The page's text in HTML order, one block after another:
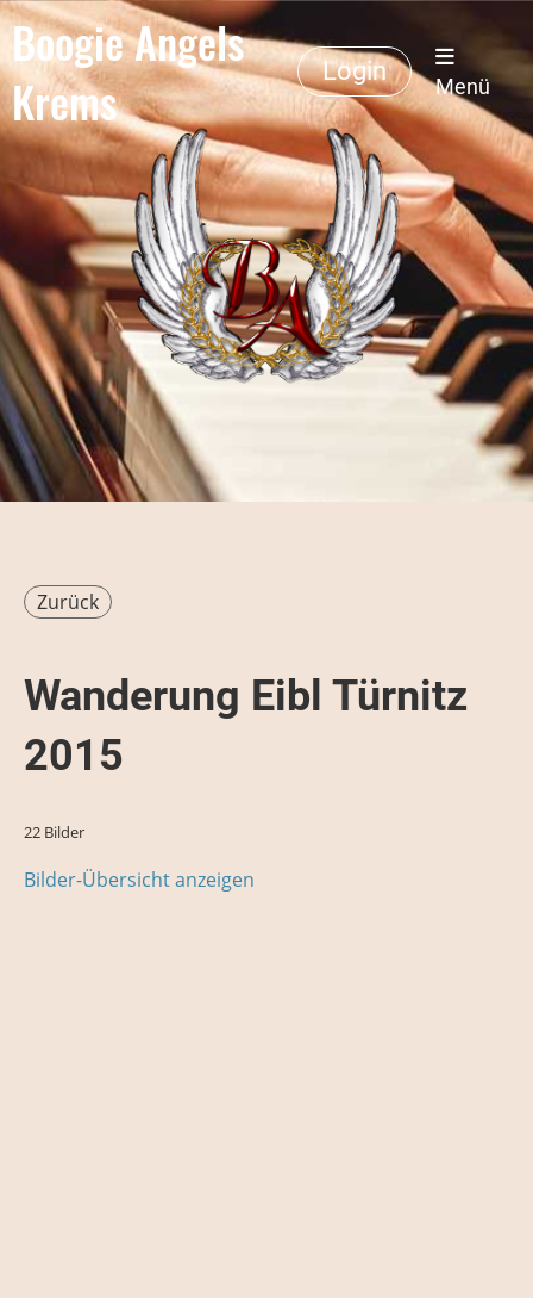
Boogie Angels
Krems
Login
Menü
Zurück
Wanderung Eibl Türnitz
2015
22 Bilder
Bilder-Übersicht anzeigen